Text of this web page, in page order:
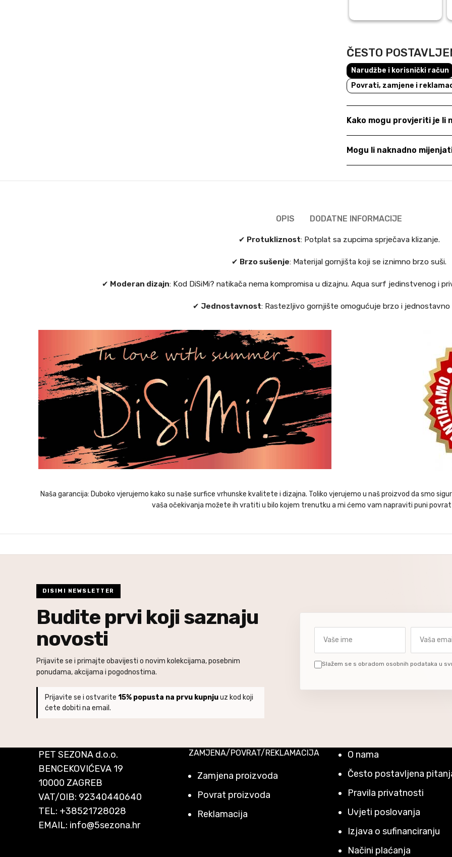
ČESTO
Narudžbe i korisnički račun
Povrati, zamjene i
Kako mogu provjeriti je li
Mogu li naknadno
OPIS DODATNE INFORMACIJE
✔ Protukliznost: Potplat sa zupcima sprječava klizanje.
✔ Brzo sušenje: Materijal gornjišta koji se iznimno brzo suši.
✔ Moderan dizajn: Kod DiSiMi? natikača nema kompromisa u dizajnu. Aqua surf jedinstvenog i
✔ Jednostavnost: Rastezljivo gornjište omogućuje brzo i jednostavno
Naša garancija: Duboko vjerujemo kako su naše surfice vrhunske kvalitete i dizajna. Toliko vjerujemo u naš proizvod da smo
vaša očekivanja možete ih vratiti u bilo kojem trenutku a mi ćemo vam napraviti puni
DISIMI NEWSLETTER
Budite prvi koji saznaju
novosti
Prijavite se i primajte obavijesti o novim kolekcijama, posebnim
ponudama, akcijama i pogodnostima.
Prijavite se i ostvarite 15% popusta na prvu kupnjuuz kod koji
ćete dobiti na email.
Slažem se s obradom osobnih podataka u
PET SEZONA d.o.o.
BENCEKOVIĆEVA 19
10000 ZAGREB
VAT/OIB: 92340440640
TEL: +38521728028
EMAIL: info@5sezona.hr
ZAMJENA/POVRAT/REKLAMACIJA
Zamjena proizvoda
Povrat proizvoda
Reklamacija
O nama
Često postavljena
Pravila privatnosti
Uvjeti poslovanja
Izjava o sufinanciranju
Načini plaćanja